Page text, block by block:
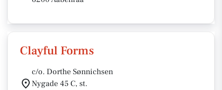
Clayful Forms
c/o. Dorthe Sønnichsen
Nygade 45 C, st.